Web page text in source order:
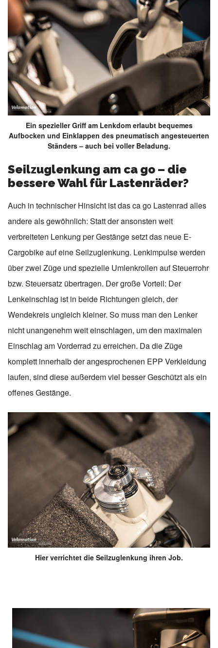
Ein spezieller Griff am Lenkdom erlaubt bequemes
Aufbocken und Einklappen des pneumatisch angesteuerten
Ständers – auch bei voller Beladung.
Seilzuglenkung am ca go – die
bessere Wahl für Lastenräder?
Auch in technischer Hinsicht ist das ca go Lastenrad alles
andere als gewöhnlich: Statt der ansonsten weit
verbreiteten Lenkung per Gestänge setzt das neue E-
Cargobike auf eine Seilzuglenkung. Lenkimpulse werden
über zwei Züge und spezielle Umlenkrollen auf Steuerrohr
bzw. Steuersatz übertragen. Der große Vorteil: Der
Lenkeinschlag ist in beide Richtungen gleich, der
Wendekreis ungleich kleiner. So muss man den Lenker
nicht unangenehm weit einschlagen, um den maximalen
Einschlag am Vorderrad zu erreichen. Da die Züge
komplett innerhalb der angesprochenen EPP Verkleidung
laufen, sind diese außerdem viel besser Geschützt als ein
offenes Gestänge.
Hier verrichtet die Seilzuglenkung ihren Job.